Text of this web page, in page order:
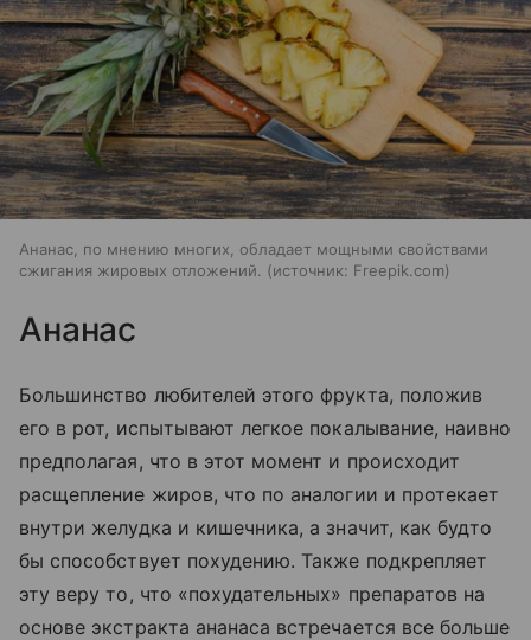
Ананас, по мнению многих, обладает мощными свойствами
сжигания жировых отложений.
источник: Freepik.com
Ананас
Большинство любителей этого фрукта, положив
его в рот, испытывают легкое покалывание, наивно
предполагая, что в этот момент и происходит
расщепление жиров, что по аналогии и протекает
внутри желудка и кишечника, а значит, как будто
бы способствует похудению. Также подкрепляет
эту веру то, что «похудательных» препаратов на
основе экстракта ананаса встречается все больше